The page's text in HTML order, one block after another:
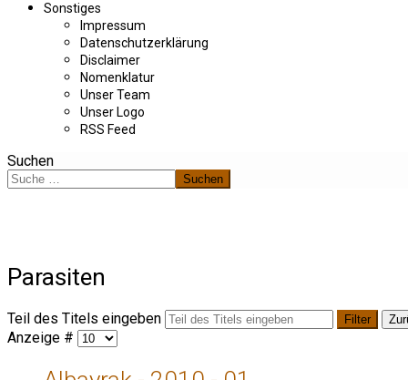
Sonstiges
Impressum
Datenschutzerklärung
Disclaimer
Nomenklatur
Unser Team
Unser Logo
RSS Feed
Suchen
Suchen
Parasiten
Teil des Titels eingeben Filter
Anzeige #